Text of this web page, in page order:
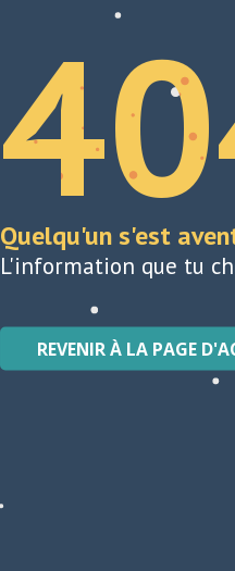
Quelqu'un s'est
L'information que tu
REVENIR À LA PAGE